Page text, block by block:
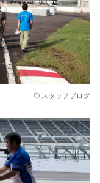
スタッフブログ